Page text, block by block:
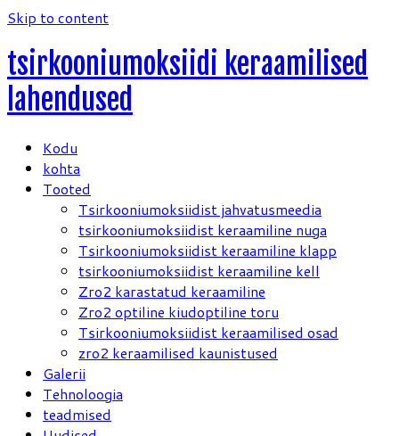
Skip to content
tsirkooniumoksiidi keraamilised
lahendused
Kodu
kohta
Tooted
Tsirkooniumoksiidist jahvatusmeedia
tsirkooniumoksiidist keraamiline nuga
Tsirkooniumoksiidist keraamiline klapp
tsirkooniumoksiidist keraamiline kell
Zro2 karastatud keraamiline
Zro2 optiline kiudoptiline toru
Tsirkooniumoksiidist keraamilised osad
zro2 keraamilised kaunistused
Galerii
Tehnoloogia
teadmised